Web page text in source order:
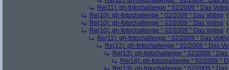
Re(11): gh-fotochallenge * 02/2009 * Das
Re(10): gh-fotochallenge * 02/2009 * Das Voting (
Re(10): gh-fotochallenge * 02/2009 * Das Voting (
Re(10): gh-fotochallenge * 02/2009 * Das Voting (
Re(11): gh-fotochallenge * 02/2009 * Das
Re(12): gh-fotochallenge * 02/2009 * Das
Re(13): gh-fotochallenge * 02/2009 * Das
Re(14): gh-fotochallenge * 02/2009 *
Re(13): gh-fotochallenge * 02/2009 * Das